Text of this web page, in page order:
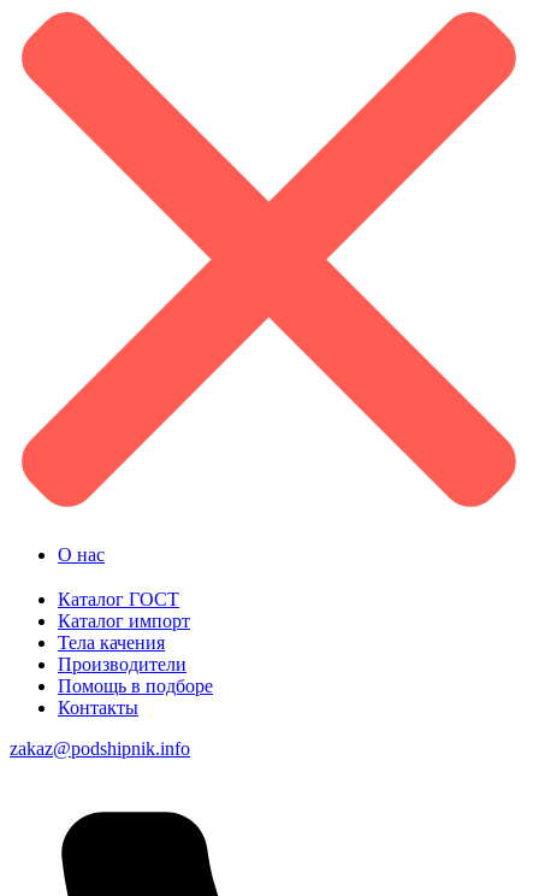
О нас
Каталог ГОСТ
Каталог импорт
Тела качения
Производители
Помощь в подборе
Контакты
zakaz@podshipnik.info